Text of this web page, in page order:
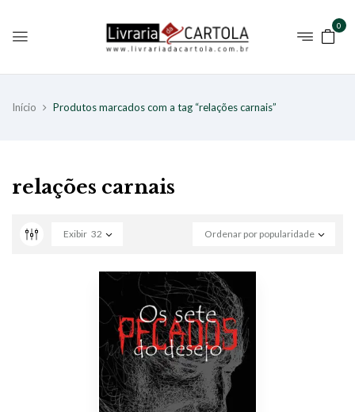
0
Início Produtos marcados com a tag “relações carnais”
relações carnais
Ordenar por popularidade
Exibir 32